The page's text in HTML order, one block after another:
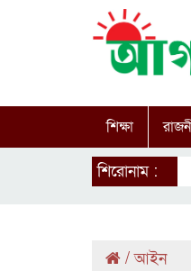
শিক্ষা
শিরোনাম :
/আইন